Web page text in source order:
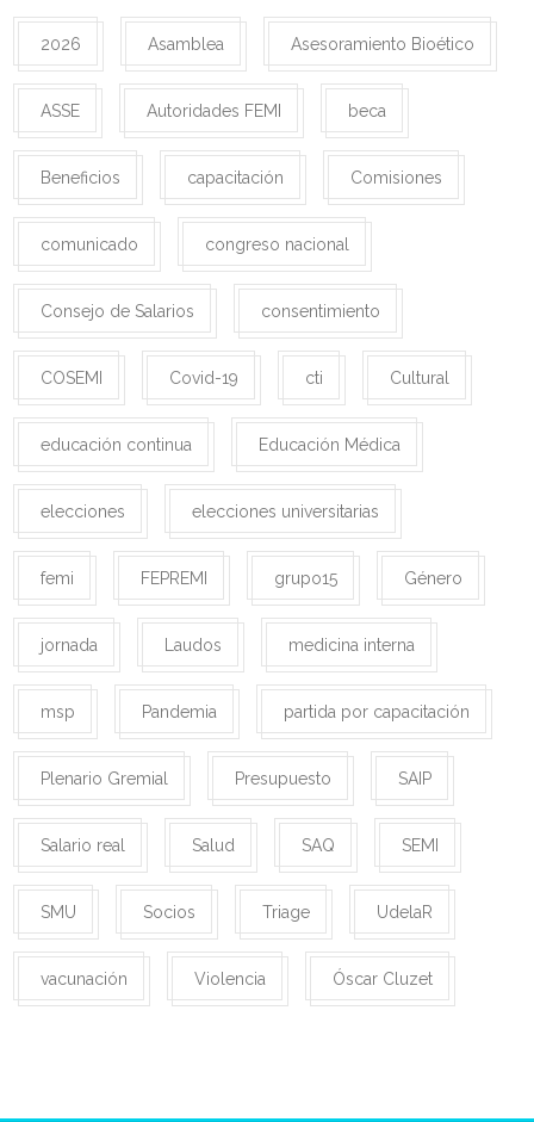
2026 Asamblea Asesoramiento Bioético
ASSE Autoridades FEMI beca
Beneficios capacitación Comisiones
comunicado congreso nacional
Consejo de Salarios consentimiento
COSEMI Covid-19 cti Cultural
educación continua Educación Médica
elecciones elecciones universitarias
femi FEPREMI grupo15 Género
jornada Laudos medicina interna
msp Pandemia partida por capacitación
Plenario Gremial Presupuesto SAIP
Salario real Salud SAQ SEMI
SMU Socios Triage UdelaR
vacunación Violencia Óscar Cluzet